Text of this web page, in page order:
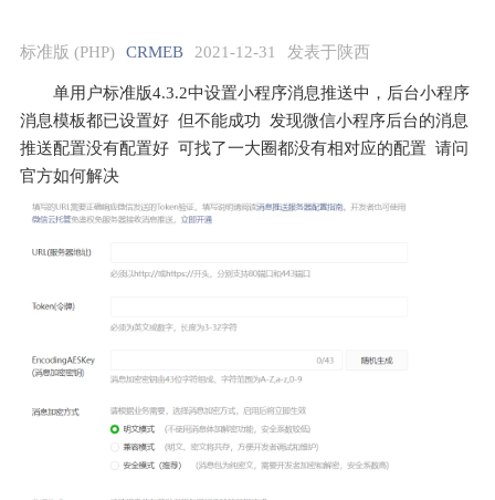
标准版 (PHP) CRMEB 2021-12-31 发表于陕西
单用户标准版4.3.2中设置小程序消息推送中，后台小程序
消息模板都已设置好  但不能成功  发现微信小程序后台的消息
推送配置没有配置好  可找了一大圈都没有相对应的配置  请问
官方如何解决